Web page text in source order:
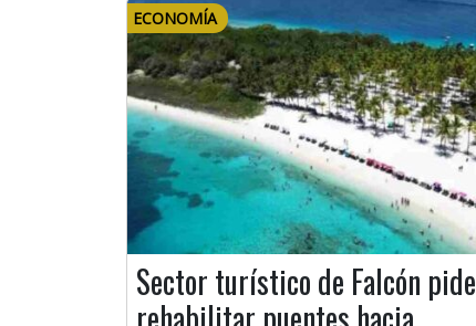
ECONOMÍA
Sector turístico de Falcón pide